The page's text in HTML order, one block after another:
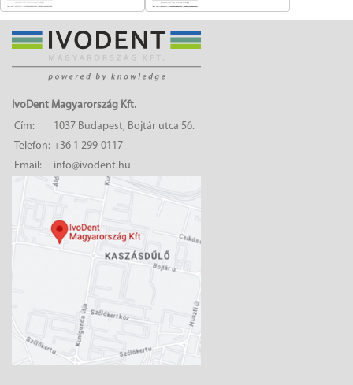
IvoDent Magyarország Kft.
Cím:
1037 Budapest, Bojtár utca 56.
Telefon: +36 1 299-0117
Email:
info@ivodent.hu